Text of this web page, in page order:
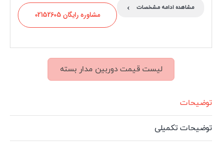
مشاهده ادامه مشخصات ›
مشاوره رایگان 02152605
لیست قیمت دوربین مدار بسته
توضیحات
توضیحات تکمیلی